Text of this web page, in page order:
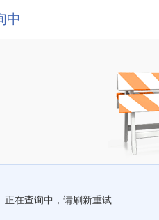
中
正在查询中，请刷新重试